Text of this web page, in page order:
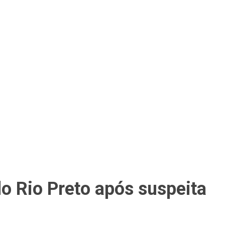
Rio Preto após suspeita